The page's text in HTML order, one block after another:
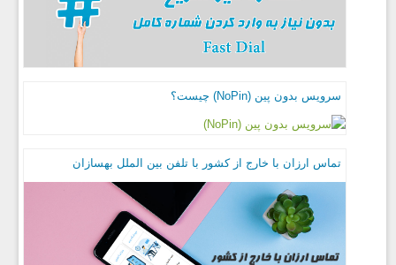
سرویس بدون پین (NoPin) چیست؟
تماس ارزان با خارج از کشور با تلفن بین الملل بهسازان